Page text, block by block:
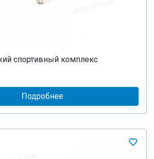
спортивный комплекс
Подробнее